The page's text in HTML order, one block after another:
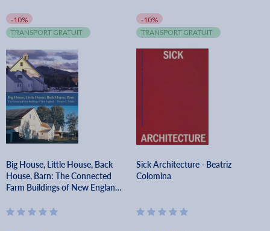
-10%
TRANSPORT GRATUIT
Big House, Little House, Back
House, Barn: The Connected
Farm Buildings of New England -
-10%
TRANSPORT GRATUIT
Sick Architecture - Beatriz
Colomina